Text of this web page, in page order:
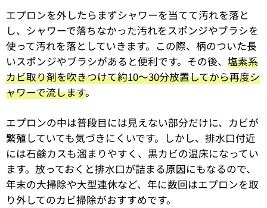
エプロンを外したらまずシャワーを当てて汚れを落と
し、シャワーで落ちなかった汚れをスポンジやブラシを
使って汚れを落としていきます。この際、柄のついた長
いスポンジやブラシがあると便利です。その後、 塩素系
カビ取り剤を吹きつけて約10〜30分放置してから再度シ
ャワーで流します。
エプロンの中は普段目には見えない部分だけに、カビが
繁殖していても気づきにくいです。しかし、排水口付近
には石鹸カスも溜まりやすく、黒カビの温床になってい
ます。放っておくと排水口が詰まる原因にもなるので、
年末の大掃除や大型連休など、年に数回はエプロンを取
り外してのカビ掃除がおすすめです。